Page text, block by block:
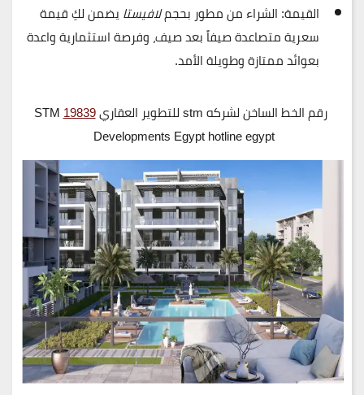
القيمة: الشراء من مطور بحجملافيستايضمن لكِ قيمة
سعرية متصاعدة صيفاً بعد صيف، وفرصة استثمارية واعدة
بعوائد ممتازة وطويلة الأمد.
رقم الخط الساخن لشركهstmللتطوير العقاري19839
STM
Developments Egypt hotline egypt